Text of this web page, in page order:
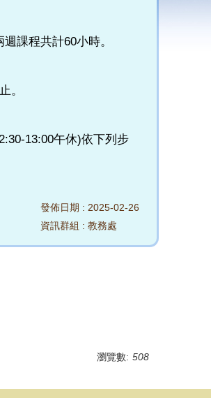
發佈日期 : 2025-02-26
資訊群組 :教務處
課程共計60小時。
。
13:00午休)依下列步
瀏覽數: 508